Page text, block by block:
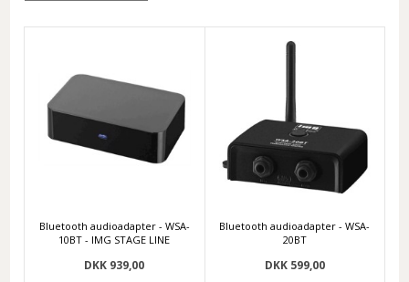
Bluetooth audioadapter - WSA-
10BT - IMG STAGE LINE
DKK 939,00
Bluetooth audioadapter - WSA-
20BT
DKK 599,00